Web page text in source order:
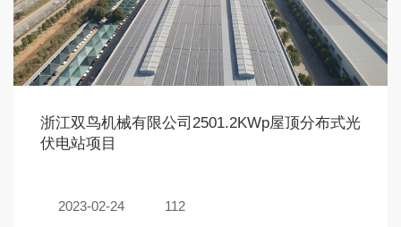
浙江双鸟机械有限公司2501.2KWp屋顶分布式光
伏电站项目
2023-02-24 112